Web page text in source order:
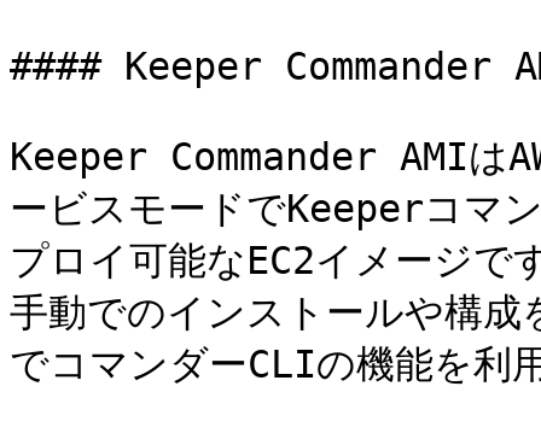
#### Keeper Commander
Keeper Commander AMIは
ービスモードでKeeperコマ
プロイ可能なEC2イメージで
手動でのインストールや構
でコマンダーCLIの機能を利